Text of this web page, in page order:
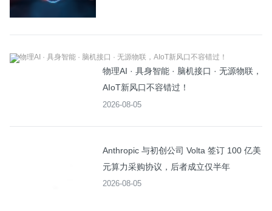
物理AI · 具身智能 · 脑机接口 · 无源物联，
AIoT新风口不容错过！
2026-08-05
Anthropic 与初创公司 Volta 签订 100 亿美
元算力采购协议，后者成立仅半年
2026-08-05